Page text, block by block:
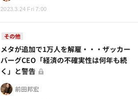
2023.3.24 Fri 7:00
その他
メタが追加で1万人を解雇・・・ザッカー
バーグCEO「経済の不確実性は何年も続
く」と警告
前田邦宏